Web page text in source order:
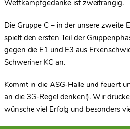
Wettkampfgedanke ist zweitrangig.
Die Gruppe C – in der unsere zweite
spielt den ersten Teil der
gegen die E1 und E3 aus
Schweriner KC an.
Kommt in die ASG-Halle und feuert
an die 3G-Regel denken!). Wir
wünsche viel Erfolg und besonders